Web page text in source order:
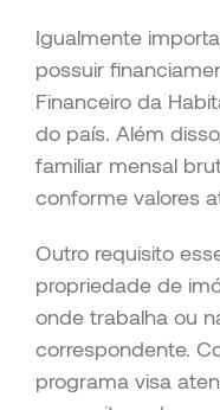
Igualmente
possuir
Financeiro da
do país. Além
familiar mensal
conforme valores
Outro requisito
propriedade de
onde trabalha ou
correspondente.
programa visa